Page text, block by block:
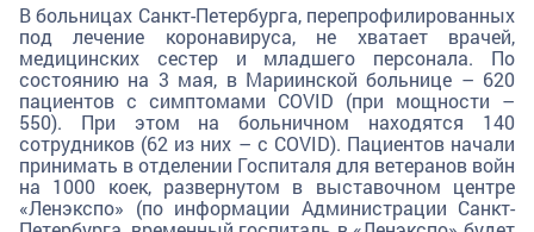
В больницах Санкт-Петербурга, перепрофилированных
под лечение коронавируса, не хватает врачей,
медицинских сестер и младшего персонала. По
состоянию на 3 мая, в Мариинской больнице – 620
пациентов с симптомами COVID (при мощности –
550). При этом на больничном находятся 140
сотрудников (62 из них – с COVID). Пациентов начали
принимать в отделении Госпиталя для ветеранов войн
на 1000 коек, развернутом в выставочном центре
«Ленэкспо» (по информации Администрации Санкт-